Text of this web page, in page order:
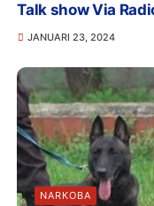
Talk show Via
JANUARI 23, 2024
NARKOBA